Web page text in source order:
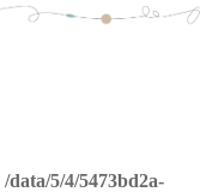
/data/5/4/5473bd2a-